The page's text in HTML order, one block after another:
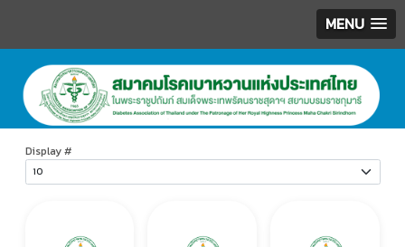
MENU
.
Display #